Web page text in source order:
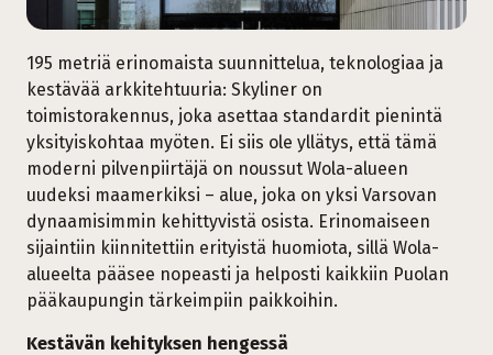
195 metriä erinomaista suunnittelua, teknologiaa ja
kestävää arkkitehtuuria: Skyliner on
toimistorakennus, joka asettaa standardit pienintä
yksityiskohtaa myöten. Ei siis ole yllätys, että tämä
moderni pilvenpiirtäjä on noussut Wola-alueen
uudeksi maamerkiksi – alue, joka on yksi Varsovan
dynaamisimmin kehittyvistä osista. Erinomaiseen
sijaintiin kiinnitettiin erityistä huomiota, sillä Wola-
alueelta pääsee nopeasti ja helposti kaikkiin Puolan
pääkaupungin tärkeimpiin paikkoihin.
Kestävän kehityksen hengessä